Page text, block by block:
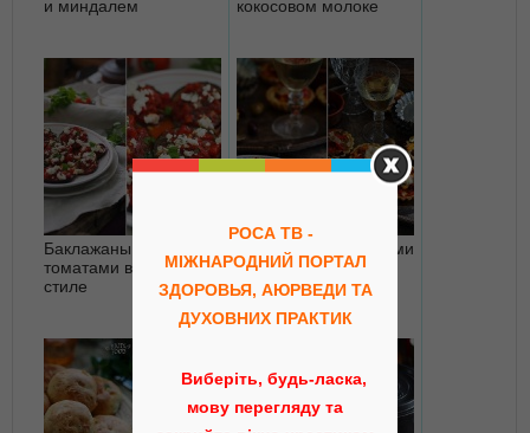
и миндалем кокосовом молоке
Баклажаны с
томатами в греческом
стиле
Тарталетки с овощами
и оливками
РОСА ТВ -
МІЖНАРОДНИЙ ПОРТАЛ
ЗДОРОВЬЯ, АЮРВЕДИ ТА
ДУХОВНИХ ПРАКТИК
Виберіть, будь-ласка,
мову перегляду та